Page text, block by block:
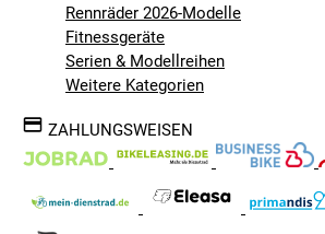
Rennräder 2026-Modelle
Fitnessgeräte
Serien & Modellreihen
Weitere Kategorien
ZAHLUNGSWEISEN